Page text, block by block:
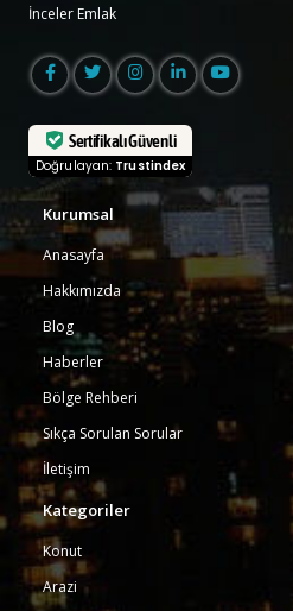
İnceler Emlak
Sertifikalı Güvenli
Doğrulayan: Trustindex
Kurumsal
Anasayfa
Hakkımızda
Blog
Haberler
Bölge Rehberi
Sıkça Sorulan Sorular
İletişim
Kategoriler
Konut
Arazi